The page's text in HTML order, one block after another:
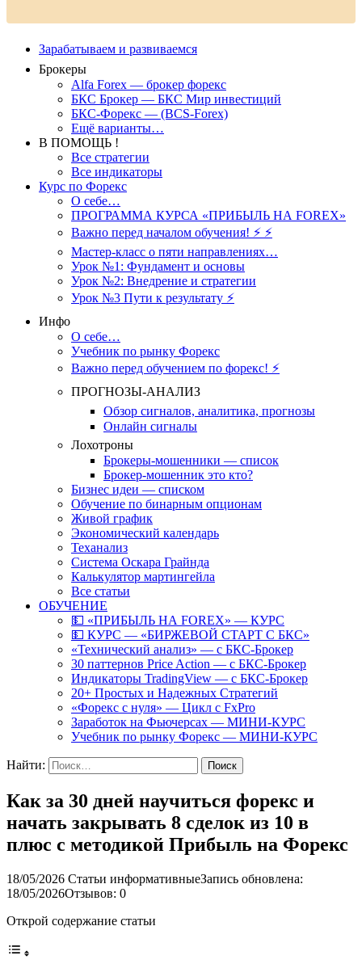
Зарабатываем и развиваемся
Брокеры
Alfa Forex — брокер форекс
БКС Брокер — БКС Мир инвестиций
БКС-Форекс — (BCS-Forex)
Ещё варианты…
В ПОМОЩЬ !
Все стратегии
Все индикаторы
Курс по Форекс
О себе…
ПРОГРАММА КУРСА «ПРИБЫЛЬ НА FOREX»
Важно перед началом обучения! ⚡ ⚡
Мастер-класс о пяти направлениях…
Урок №1: Фундамент и основы
Урок №2: Внедрение и стратегии
Урок №3 Пути к результату ⚡️
Инфо
О себе…
Учебник по рынку Форекс
Важно перед обучением по форекс! ⚡
ПРОГНОЗЫ-АНАЛИЗ
Обзор сигналов, аналитика, прогнозы
Онлайн сигналы
Лохотроны
Брокеры-мошенники — список
Брокер-мошенник это кто?
Бизнес идеи — списком
Обучение по бинарным опционам
Живой график
Экономический календарь
Теханализ
Система Оскара Грайнда
Калькулятор мартингейла
Все статьи
ОБУЧЕНИЕ
💵 «ПРИБЫЛЬ НА FOREX» — КУРС
💵 КУРС — «БИРЖЕВОЙ СТАРТ С БКС»
«Технический анализ» — с БКС-Брокер
30 паттернов Price Action — с БКС-Брокер
Индикаторы TradingView — с БКС-Брокер
20+ Простых и Надежных Стратегий
«Форекс с нуля» — Цикл с FxPro
Заработок на Фьючерсах — МИНИ-КУРС
Учебник по рынку Форекс — МИНИ-КУРС
Найти:
Как за 30 дней научиться форекс и
начать закрывать 8 сделок из 10 в
плюс с методикой Прибыль на Форекс
18/05/2026 Статьи информативныеЗапись обновлена:
18/05/2026Отзывов: 0
Открой содержание статьи